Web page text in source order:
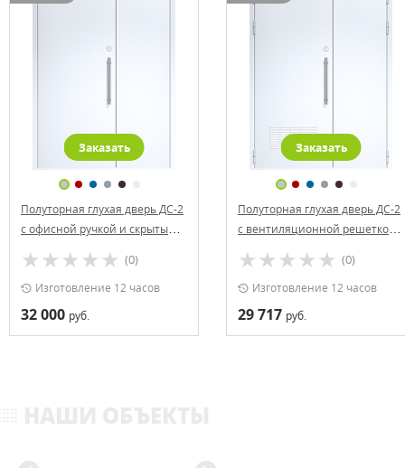
Заказать
Полуторная глухая дверь ДС-2
с офисной ручкой и скрытыми
(0)
Изготовление 12 часов
32 000 руб.
Заказать
Полуторная глухая дверь ДС-2
с вентиляционной решеткой
(0)
Изготовление 12 часов
29 717 руб.